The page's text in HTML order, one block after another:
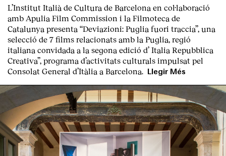
Clients
L’Institut Italià de Cultura de Barcelona en col·laboració
amb Apulia Film Commission i la Filmoteca de
Catalunya presenta “Deviazioni: Puglia fuori traccia”, una
selecció de 7 films relacionats amb la Puglia, regió
italiana convidada a la segona edició d’ Italia Repubblica
Creativa”, programa d’activitats culturals impulsat pel
Consolat General d’Itàlia a Barcelona.
Llegir Més